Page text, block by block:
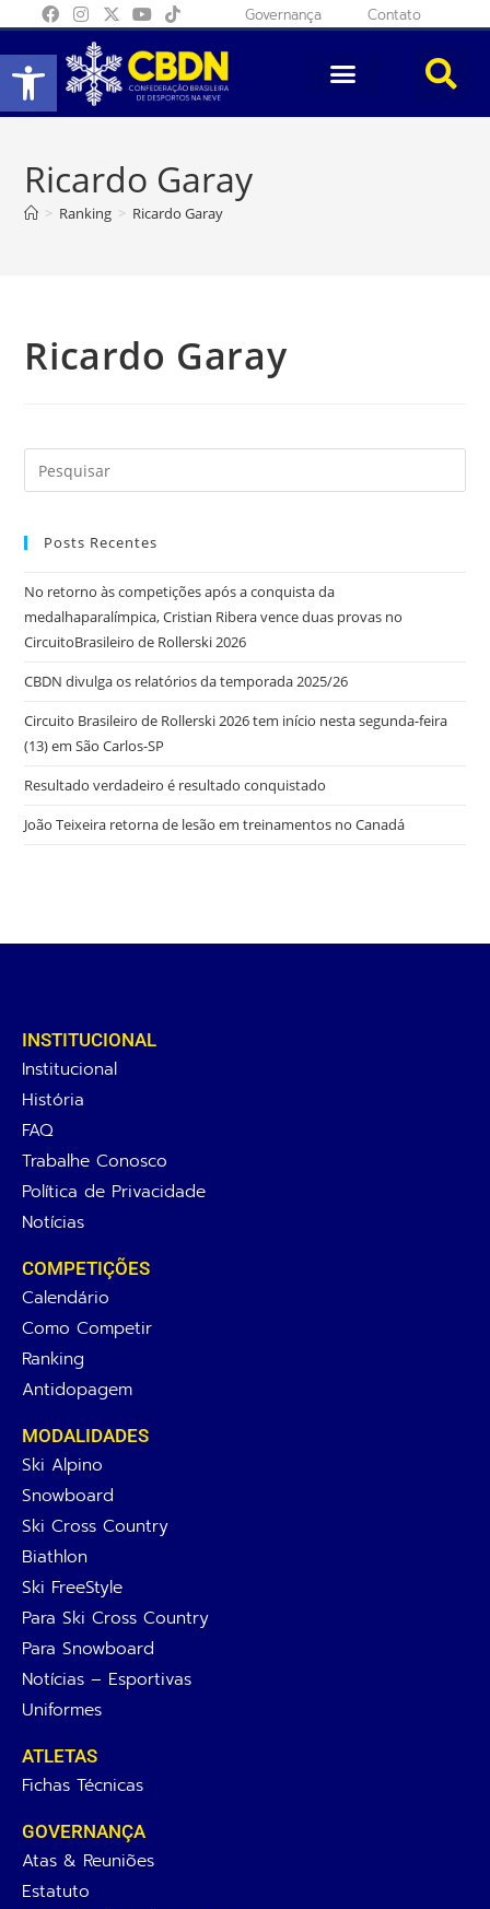
Abrir a barra de ferramentas
Governança Contato
Ricardo Garay
> Ranking > Ricardo Garay
Ricardo Garay
Posts Recentes
No retorno às competições após a conquista da
medalhaparalímpica, Cristian Ribera vence duas provas no
CircuitoBrasileiro de Rollerski 2026
CBDN divulga os relatórios da temporada 2025/26
Circuito Brasileiro de Rollerski 2026 tem início nesta segunda-feira
(13) em São Carlos-SP
Resultado verdadeiro é resultado conquistado
João Teixeira retorna de lesão em treinamentos no Canadá
INSTITUCIONAL
Institucional
História
FAQ
Trabalhe Conosco
Política de Privacidade
Notícias
COMPETIÇÕES
Calendário
Como Competir
Ranking
Antidopagem
MODALIDADES
Ski Alpino
Snowboard
Ski Cross Country
Biathlon
Ski FreeStyle
Para Ski Cross Country
Para Snowboard
Notícias – Esportivas
Uniformes
ATLETAS
Fichas Técnicas
GOVERNANÇA
Atas & Reuniões
Estatuto